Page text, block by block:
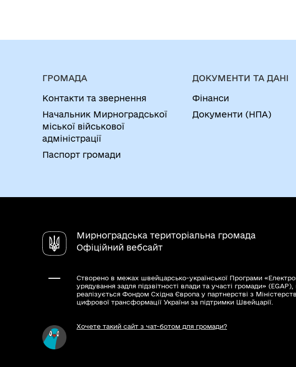
ГРОМАДА
Контакти та звернення
Начальник Мирноградської
міської військової
адміністрації
Паспорт громади
ДОКУМЕНТИ ТА ДАНІ
Фінанси
Документи (НПА)
Мирноградська територіальна громада
Офіційний вебсайт
Створено в межах швейцарсько-української Програми
урядування задля підзвітності влади та участі громади»
реалізується Фондом Східна Європа у партнерстві з
цифрової трансформації України за підтримки Швейцарії.
Хочете такий сайт з чат-ботом для громади?